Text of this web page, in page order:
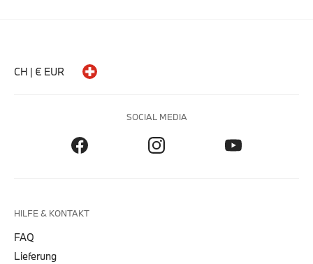
CH | € EUR
SOCIAL MEDIA
HILFE & KONTAKT
FAQ
Lieferung